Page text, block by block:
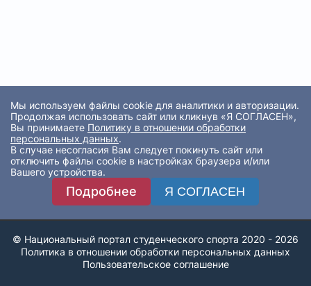
Мы используем файлы cookie для аналитики и авторизации.
Продолжая использовать сайт или кликнув «Я СОГЛАСЕН»,
Вы принимаете Политику в отношении обработки
персональных данных.
В случае несогласия Вам следует покинуть сайт или
отключить файлы cookie в настройках браузера и/или
Вашего устройства.
Подробнее Я СОГЛАСЕН
Политика в отношении обработки персональных данных
Пользовательское соглашение
© Национальный портал студенческого спорта 2020 - 2026